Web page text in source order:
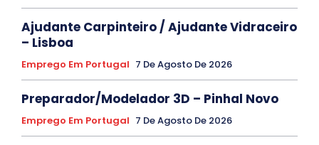
Ajudante Carpinteiro / Ajudante Vidraceiro
– Lisboa
Emprego Em Portugal 7 De Agosto De 2026
Preparador/Modelador 3D – Pinhal Novo
Emprego Em Portugal 7 De Agosto De 2026